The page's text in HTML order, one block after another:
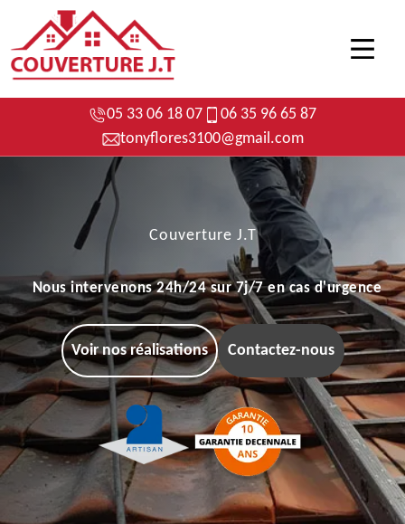
05 33 06 18 07
06 35 96 65 87
tonyflores3100@gmail.com
Couverture J.T
Nous intervenons 24h/24 sur 7j/7 en cas d'urgence
Voir nos réalisations Contactez-nous